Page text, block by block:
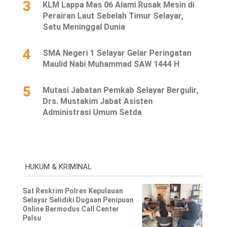
3
KLM Lappa Mas 06 Alami Rusak Mesin di
Perairan Laut Sebelah Timur Selayar,
Satu Meninggal Dunia
4
SMA Negeri 1 Selayar Gelar Peringatan
Maulid Nabi Muhammad SAW 1444 H
5
Mutasi Jabatan Pemkab Selayar Bergulir,
Drs. Mustakim Jabat Asisten
Administrasi Umum Setda
HUKUM & KRIMINAL
Sat Reskrim Polres Kepulauan
Selayar Selidiki Dugaan Penipuan
Online Bermodus Call Center
Palsu